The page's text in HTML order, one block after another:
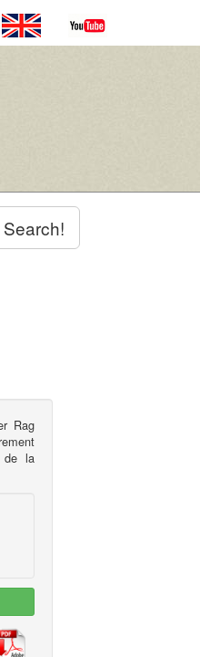
Search!
Rag
de la